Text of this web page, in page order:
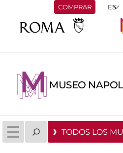
COMPRAR
MUSEO
TODOS LOS